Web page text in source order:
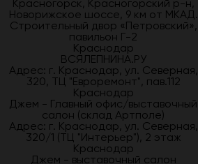
Красногорск, Красногорский р-н,
Новорижское шоссе, 9 км от МКАД.
Строительный двор «Петровский»,
павильон Г-2
Краснодар
ВСЯЛЕПНИНА.РУ
Адрес: г. Краснодар, ул. Северная,
320, ТЦ "Евроремонт", пав.112
Краснодар
Джем - Главный офис/выставочный
салон (склад Артполе)
Адрес: г. Краснодар, ул. Северная,
320/1 (ТЦ "Интерьер"), 2 этаж
Краснодар
Джем - выставочный салон